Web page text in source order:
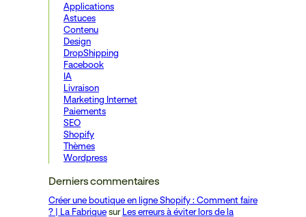
Applications
Astuces
Contenu
Design
DropShipping
Facebook
IA
Livraison
Marketing Internet
Paiements
SEO
Shopify
Thèmes
Wordpress
Derniers commentaires
Créer une boutique en ligne Shopify : Comment faire
? | La Fabrique sur Les erreurs à éviter lors de la